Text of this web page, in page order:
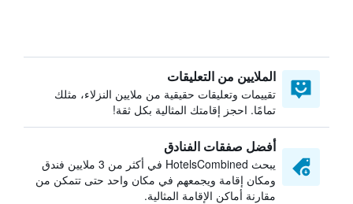
الملايين من التعليقات
تقييمات وتعليقات حقيقية من ملايين النزلاء، مثلك
تمامًا. احجز إقامتك المثالية بكل ثقة!
أفضل صفقات الفنادق
يبحث HotelsCombined في أكثر من 3 ملايين فندق
ومكان إقامة ويجمعهم في مكان واحد حتى تتمكن من
مقارنة أماكن الإقامة المثالية.